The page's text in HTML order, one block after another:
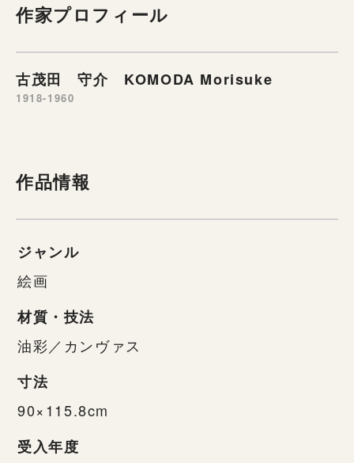
作家プロフィール
古茂田 守介 KOMODA Morisuke
1918-1960
作品情報
ジャンル
絵画
材質・技法
油彩／カンヴァス
寸法
90×115.8cm
受入年度